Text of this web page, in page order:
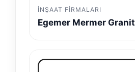
İNŞAAT FIRMALARI
Egemer Mermer Granit